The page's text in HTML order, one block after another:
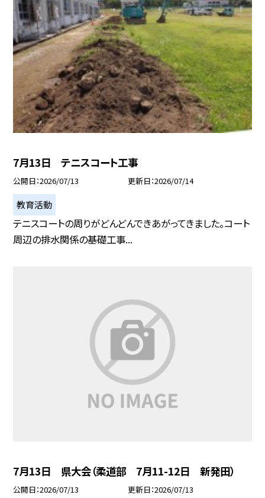
7月13日 テニスコート工事
公開日 2026/07/13 更新日 2026/07/14
教育活動
テニスコートの周りがどんどんできあがってきました。コート
周辺の排水関係の基礎工事...
7月13日 県大会（柔道部 7月11-12日 新発田）
公開日 2026/07/13 更新日 2026/07/13